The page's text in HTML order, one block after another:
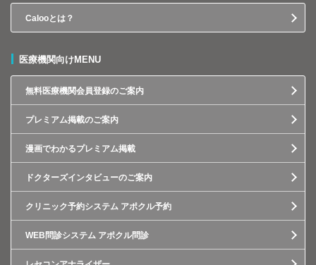
Calooとは？
医療機関向けMENU
無料医療機関会員登録のご案内
プレミアム掲載のご案内
漫画でわかるプレミアム掲載
ドクターズインタビューのご案内
クリニック予約システム アポクル予約
WEB問診システム アポクル問診